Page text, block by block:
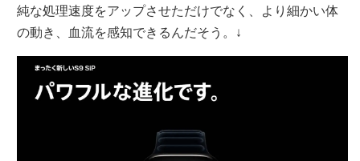
純な処理速度をアップさせただけでなく、より細かい体
の動き、血流を感知できるんだそう。↓